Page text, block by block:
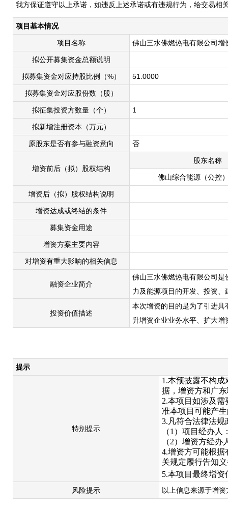
我方保证遵守以上承诺，如违反上述承诺或有违规行为，给交易
项目基本情况
项目名称 佛山三水佛燃热电有限公司增
拟公开募集资金总额说明
拟募集资金对应持股比例（%） 51.0000
拟募集资金对应股份数（股）
拟征集投资方数量（个） 1
拟新增注册资本（万元）
原股东是否有参与融资意向 否
增资前后（拟）股权结构
股东名称
佛山综合能源（公控
增资后（拟）股权结构说明
增资达成或终结的条件
募集资金用途
增资方案主要内容
对增资有重大影响的相关信息
融资企业简介
佛山三水佛燃热电有限公司
力及能源项目的开发、投资、
投资价值描述
本次增资的目的是为了引进
升增资企业业务水平、扩大
提示
特别提示
1.本预披露不构
据，增资方和广
2.本项目如涉及
准本项目可能产
3.凡符合法律法
（1）项目经办人
（2）增资方经
4.增资方可能根
关规定履行告知
5.本项目最终增
风险提示 以上信息来源于增